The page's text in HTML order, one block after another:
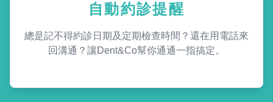
自動約診提醒
總是記不得約診日期及定期檢查時間？還在用電話來
回溝通？讓Dent&Co幫你通通一指搞定。